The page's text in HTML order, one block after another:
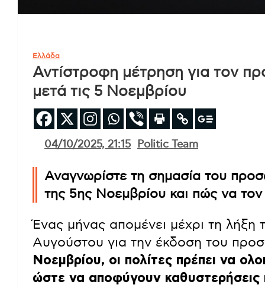
Ελλάδα
Αντίστροφη μέτρηση για τον
μετά τις 5 Νοεμβρίου
04/10/2025, 21:15 Politic Team
Αναγνωρίστε τη σημασία του
της 5ης Νοεμβρίου και πώς να τον
Ένας μήνας απομένει μέχρι τη
Αυγούστου για την έκδοση του
Νοεμβρίου, οι πολίτες πρέπει να
ώστε να αποφύγουν καθυστερήσεις